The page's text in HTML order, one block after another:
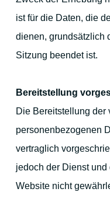
ist für die Daten, die
dienen, grundsätzlich
Sitzung beendet ist.
Bereitstellung
Die Bereitstellung der
personenbezogenen
vertraglich
jedoch der Dienst
Website nicht